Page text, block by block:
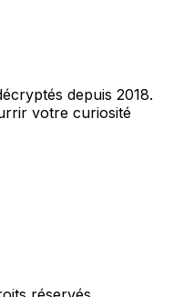
depuis 2018.
votre curiosité